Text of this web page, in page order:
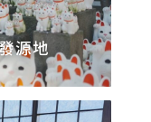
源地